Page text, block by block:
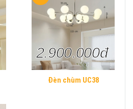
Đèn chùm UC38
2.900.000đ